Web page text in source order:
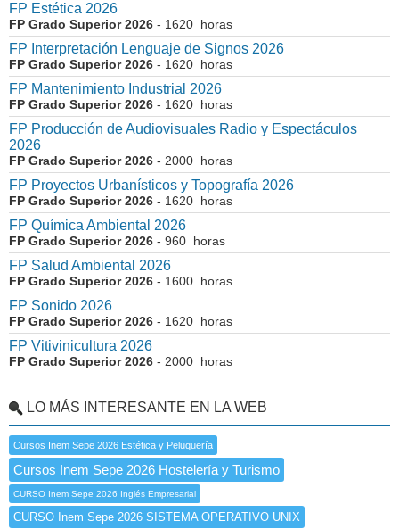
FP Estética 2026
FP Grado Superior 2026 - 1620 horas
FP Interpretación Lenguaje de Signos 2026
FP Grado Superior 2026 - 1620 horas
FP Mantenimiento Industrial 2026
FP Grado Superior 2026 - 1620 horas
FP Producción de Audiovisuales Radio y Espectáculos
2026
FP Grado Superior 2026 - 2000 horas
FP Proyectos Urbanísticos y Topografía 2026
FP Grado Superior 2026 - 1620 horas
FP Química Ambiental 2026
FP Grado Superior 2026 - 960 horas
FP Salud Ambiental 2026
FP Grado Superior 2026 - 1600 horas
FP Sonido 2026
FP Grado Superior 2026 - 1620 horas
FP Vitivinicultura 2026
FP Grado Superior 2026 - 2000 horas
LO MÁS INTERESANTE EN LA WEB
Cursos Inem Sepe 2026 Estética y Peluquería
Cursos Inem Sepe 2026 Hostelería y Turismo
CURSO Inem Sepe 2026 Inglés Empresarial
CURSO Inem Sepe 2026 SISTEMA OPERATIVO UNIX